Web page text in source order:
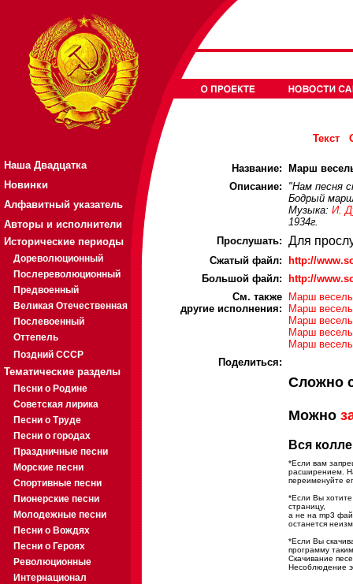
Наша Двадцатка
Новинки
Алфавитный указатель
Авторы и исполнители
Исторические периоды
Дореволюционный
Послереволюционный
Предвоенный
Великая Отечественная
Послевоенный
Оттепель
Поздний СССР
Тематические разделы
Песни о Родине
Советская лирика
Песни о Труде
Песни о городах
Праздничные песни
Морские песни
Спортивные песни
Пионерские песни
Молодежные песни
Песни о Вождях
Песни о Героях
Революционные
Интернационал
Текст
Название:
Марш
Описание:
"Нам песня
Бодрый
Музыка: И.
1934г.
Прослушать: Для
Cжатый файл:
http://
Большой файл:
http://
См. также
другие исполнения:
Марш
Марш
Марш
Марш
Марш
Поделиться:
Сложно
Можно
Вся
*Если вам
расширением.
переименуйте
*Если Вы
страницу,
а не на mp3
останется
*Если Вы
программу
Скачивание
Несоблюдение